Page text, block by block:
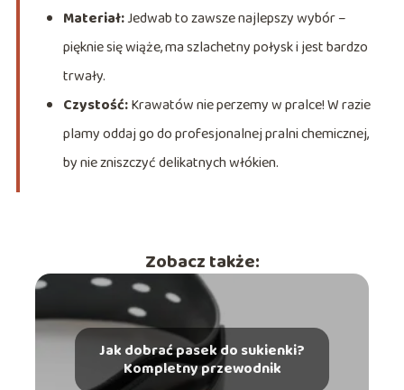
Materiał:Jedwab to zawsze najlepszy wybór –
pięknie się wiąże, ma szlachetny połysk i jest bardzo
trwały.
Czystość:Krawatów nie perzemy w pralce! W razie
plamy oddaj go do profesjonalnej pralni chemicznej,
by nie zniszczyć delikatnych włókien.
Zobacz także:
Jak dobrać pasek do sukienki?
Kompletny przewodnik